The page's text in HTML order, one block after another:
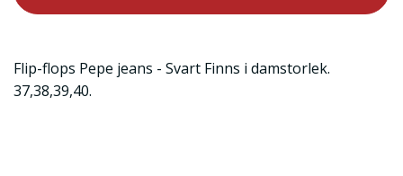
Flip-flops Pepe jeans - Svart Finns i damstorlek.
37,38,39,40.